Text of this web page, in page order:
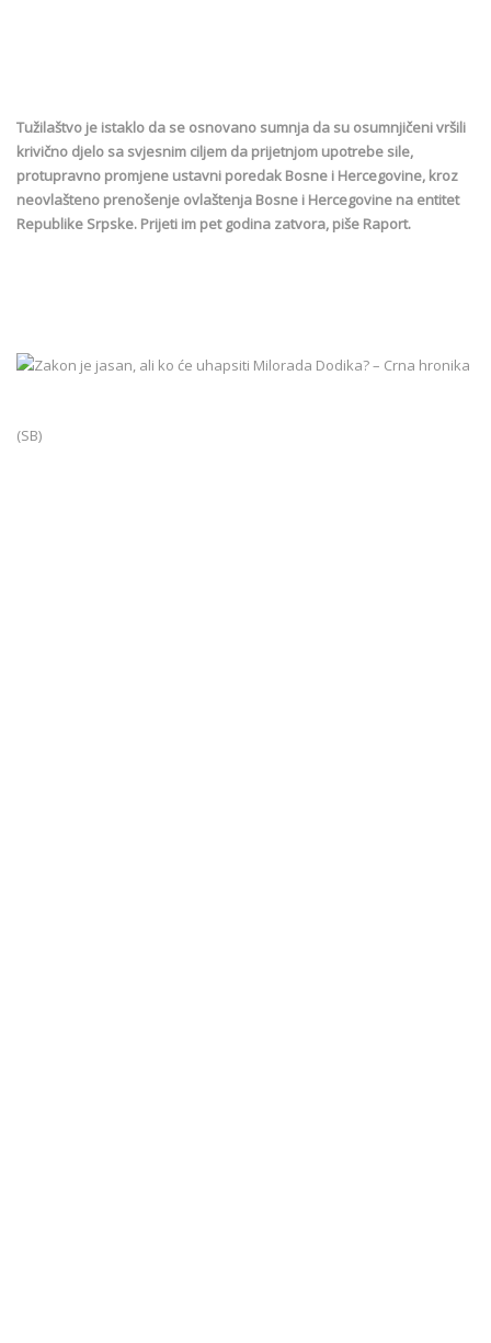
Tužilaštvo je istaklo da se osnovano sumnja da su osumnjičeni vršili
krivično djelo sa svjesnim ciljem da prijetnjom upotrebe sile,
protupravno promjene ustavni poredak Bosne i Hercegovine, kroz
neovlašteno prenošenje ovlaštenja Bosne i Hercegovine na entitet
Republike Srpske. Prijeti im pet godina zatvora, piše Raport.
(SB)